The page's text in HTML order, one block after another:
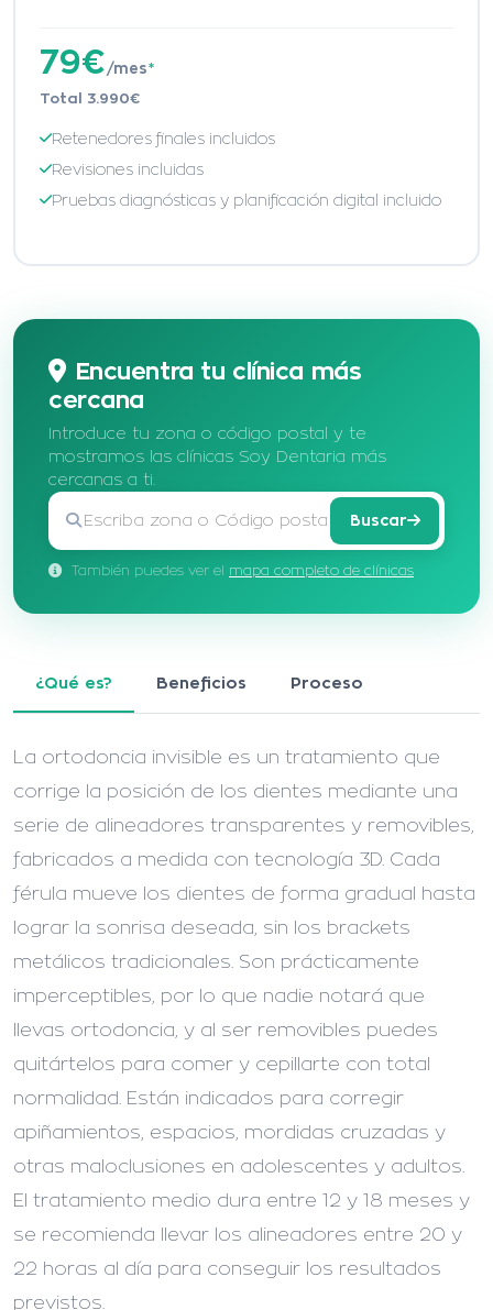
79€ /mes*
Total 3.990€
Retenedores finales incluidos
Revisiones incluidas
Pruebas diagnósticas y planificación digital incluido
Encuentra tu clínica más
cercana
Introduce tu zona o código postal y te
mostramos las clínicas Soy Dentaria más
cercanas a ti.
Buscar
También puedes ver el mapa completo de clínicas
¿Qué es? Beneficios Proceso
La ortodoncia invisible es un tratamiento que
corrige la posición de los dientes mediante una
serie de alineadores transparentes y removibles,
fabricados a medida con tecnología 3D. Cada
férula mueve los dientes de forma gradual hasta
lograr la sonrisa deseada, sin los brackets
metálicos tradicionales. Son prácticamente
imperceptibles, por lo que nadie notará que
llevas ortodoncia, y al ser removibles puedes
quitártelos para comer y cepillarte con total
normalidad. Están indicados para corregir
apiñamientos, espacios, mordidas cruzadas y
otras maloclusiones en adolescentes y adultos.
El tratamiento medio dura entre 12 y 18 meses y
se recomienda llevar los alineadores entre 20 y
22 horas al día para conseguir los resultados
previstos.